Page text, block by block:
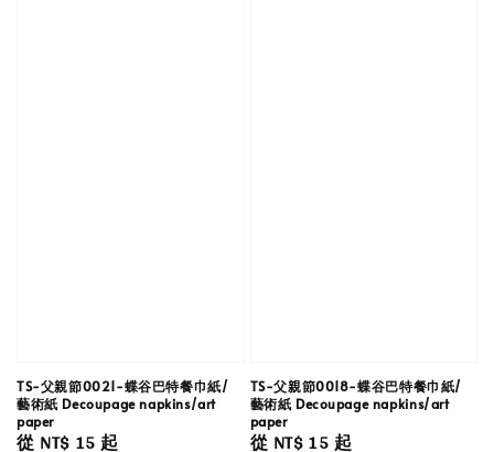
TS-父親節0021-蝶谷巴特餐巾紙/
藝術紙 Decoupage napkins/art
paper
Regular
從 NT$ 15起
TS-父親節0018-蝶谷巴特餐巾紙/
藝術紙 Decoupage napkins/art
paper
Regular
從 NT$ 15起